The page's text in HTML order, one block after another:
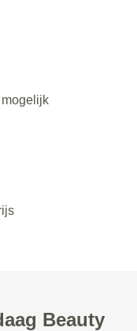
mogelijk
Beauty